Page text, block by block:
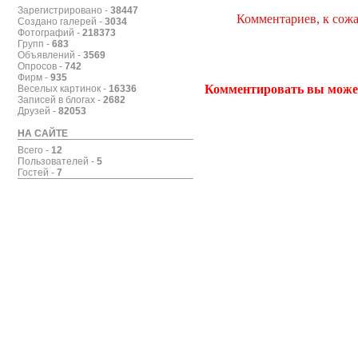
Зарегистрировано - 38447
Создано галерей - 3034
Фотографий - 218373
Групп - 683
Объявлений - 3569
Опросов - 742
Фирм - 935
Веселых картинок - 16336
Записей в блогах - 2682
Друзей - 82053
НА САЙТЕ
Всего - 12
Пользователей - 5
Гостей - 7
Комментариев, к
Комментировать вы